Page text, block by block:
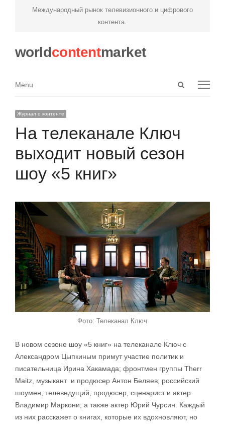
Международный рынок телевизионного и цифрового
контента.
worldcontentmarket
Open
Menu
Menu
Журнал о контенте
На телеканале Ключ
выходит новый сезон
шоу «5 книг»
Фото: Телеканал Ключ
В новом сезоне шоу «5 книг» на телеканале Ключ с
Александром Цыпкиным примут участие политик и
писательница Ирина Хакамада; фронтмен группы Therr
Maitz, музыкант и продюсер Антон Беляев; российский
шоумен, телеведущий, продюсер, сценарист и актер
Владимир Маркони; а также актер Юрий Чурсин. Каждый
из них расскажет о книгах, которые их вдохновляют, но